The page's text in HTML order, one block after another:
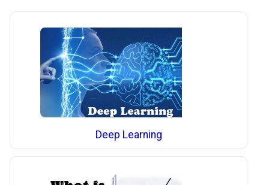
Deep Learning